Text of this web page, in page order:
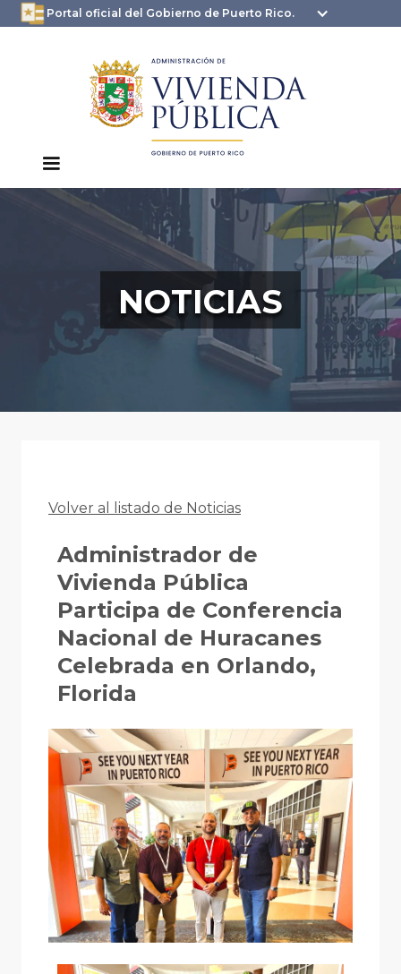
Portal oficial del Gobierno de Puerto Rico.
oficial.pr.gov
seguros .pr.gov usan
HTTPS
NOTICIAS
Volver al listado de Noticias
Administrador de
Vivienda Pública
Participa de Conferencia
Nacional de Huracanes
Celebrada en Orlando,
Florida